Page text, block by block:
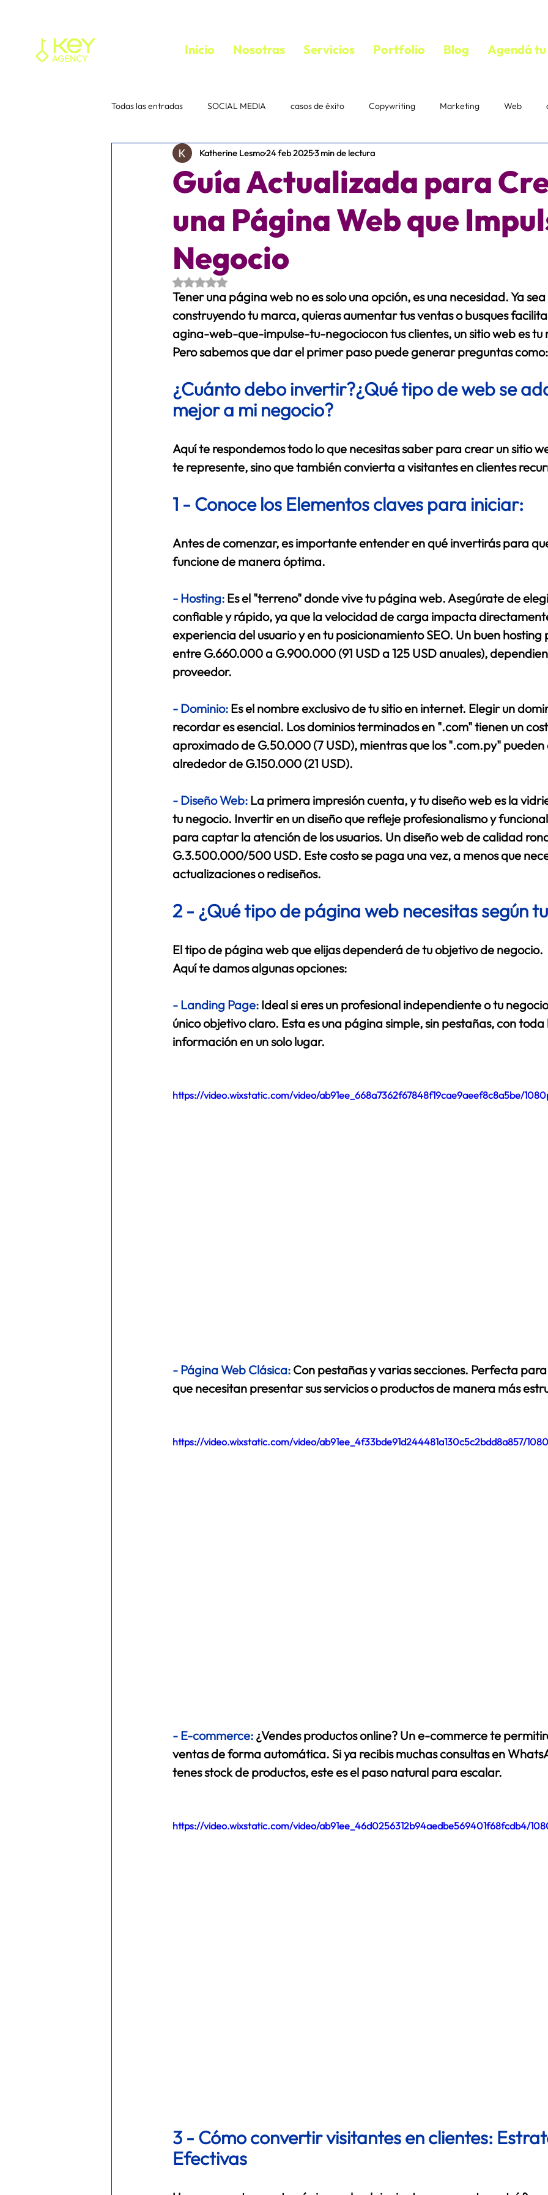
Inicio Nosotras Servicios Portfolio Blog Agendá
Todas las entradas SOCIAL MEDIA casos de éxito Copywriting Marketing Web
Tu comunidad Consejos para bloguear VIDEOS
media buyer trafficker facebook ads
META ADS FITNESS ecommerce
Guía Actualizada para
una Página Web que
Negocio
Katherine Lesmo24 feb 20253 min de lectura
Obtuvo NaN de 5 estrellas.
Tener una página web no es solo una opción, es una necesidad. Ya
construyendo tu marca, quieras aumentar tus ventas o busques
agina-web-que-impulse-tu-negociocon tus clientes, un sitio web es tu
Pero sabemos que dar el primer paso puede generar preguntas como:
¿Cuánto debo invertir?¿Qué tipo de web se
mejor a mi negocio?
Aquí te respondemos todo lo que necesitas saber para crear un sitio
te represente, sino que también convierta a visitantes en clientes
1 - Conoce los Elementos claves para iniciar:
Antes de comenzar, es importante entender en qué invertirás para
funcione de manera óptima.
- Hosting: Es el "terreno" donde vive tu página web. Asegúrate de
confiable y rápido, ya que la velocidad de carga impacta
experiencia del usuario y en tu posicionamiento SEO. Un buen
entre G.660.000 a G.900.000 (91 USD a 125 USD anuales),
proveedor.
- Dominio: Es el nombre exclusivo de tu sitio en internet. Elegir un
recordar es esencial. Los dominios terminados en ".com" tienen un
aproximado de G.50.000 (7 USD), mientras que los ".com.py"
alrededor de G.150.000 (21 USD).
- Diseño Web: La primera impresión cuenta, y tu diseño web es la
tu negocio. Invertir en un diseño que refleje profesionalismo y
para captar la atención de los usuarios. Un diseño web de calidad
G.3.500.000/500 USD. Este costo se paga una vez, a menos que
actualizaciones o rediseños.
2 - ¿Qué tipo de página web necesitas según
El tipo de página web que elijas dependerá de tu objetivo de negocio.
Aquí te damos algunas opciones:
- Landing Page: Ideal si eres un profesional independiente o tu
único objetivo claro. Esta es una página simple, sin pestañas, con toda
información en un solo lugar.
https://video.wixstatic.com/video/ab91ee_668a7362f67848f19cae9aeef8c8a5be/
- Página Web Clásica: Con pestañas y varias secciones. Perfecta
que necesitan presentar sus servicios o productos de manera más
https://video.wixstatic.com/video/ab91ee_4f33bde91d244481a130c5c2bdd8a857/
- E-commerce: ¿Vendes productos online? Un e-commerce te
ventas de forma automática. Si ya recibis muchas consultas en
tenes stock de productos, este es el paso natural para escalar.
https://video.wixstatic.com/video/ab91ee_46d0256312b94aedbe569401f68fcdb4/
3 - Cómo convertir visitantes en clientes:
Efectivas